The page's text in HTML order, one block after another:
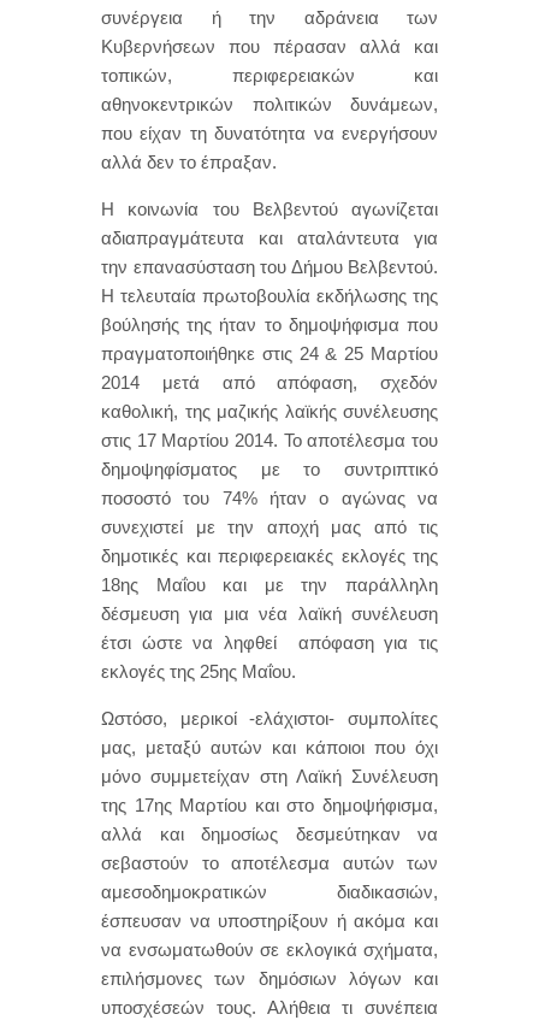
συνέργεια ή την αδράνεια των
Κυβερνήσεων που πέρασαν αλλά και
τοπικών, περιφερειακών και
αθηνοκεντρικών πολιτικών δυνάμεων,
που είχαν τη δυνατότητα να ενεργήσουν
αλλά δεν το έπραξαν.
Η κοινωνία του Βελβεντού αγωνίζεται
αδιαπραγμάτευτα και αταλάντευτα για
την επανασύσταση του Δήμου Βελβεντού.
Η τελευταία πρωτοβουλία εκδήλωσης της
βούλησής της ήταν το δημοψήφισμα που
πραγματοποιήθηκε στις 24 & 25 Μαρτίου
2014 μετά από απόφαση, σχεδόν
καθολική, της μαζικής λαϊκής συνέλευσης
στις 17 Μαρτίου 2014. Το αποτέλεσμα του
δημοψηφίσματος με το συντριπτικό
ποσοστό του 74% ήταν ο αγώνας να
συνεχιστεί με την αποχή μας από τις
δημοτικές και περιφερειακές εκλογές της
18ης Μαΐου και με την παράλληλη
δέσμευση για μια νέα λαϊκή συνέλευση
έτσι ώστε να ληφθεί απόφαση για τις
εκλογές της 25ης Μαΐου.
Ωστόσο, μερικοί -ελάχιστοι- συμπολίτες
μας, μεταξύ αυτών και κάποιοι που όχι
μόνο συμμετείχαν στη Λαϊκή Συνέλευση
της 17ης Μαρτίου και στο δημοψήφισμα,
αλλά και δημοσίως δεσμεύτηκαν να
σεβαστούν το αποτέλεσμα αυτών των
αμεσοδημοκρατικών διαδικασιών,
έσπευσαν να υποστηρίξουν ή ακόμα και
να ενσωματωθούν σε εκλογικά σχήματα,
επιλήσμονες των δημόσιων λόγων και
υποσχέσεών τους. Αλήθεια τι συνέπεια